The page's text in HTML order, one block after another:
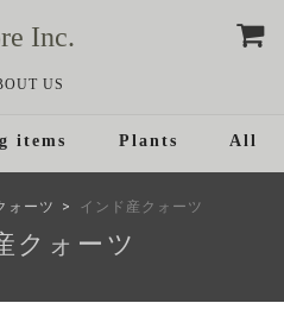
Inc.
US
items Plants All
ォーツ インド産クォーツ
クォーツ